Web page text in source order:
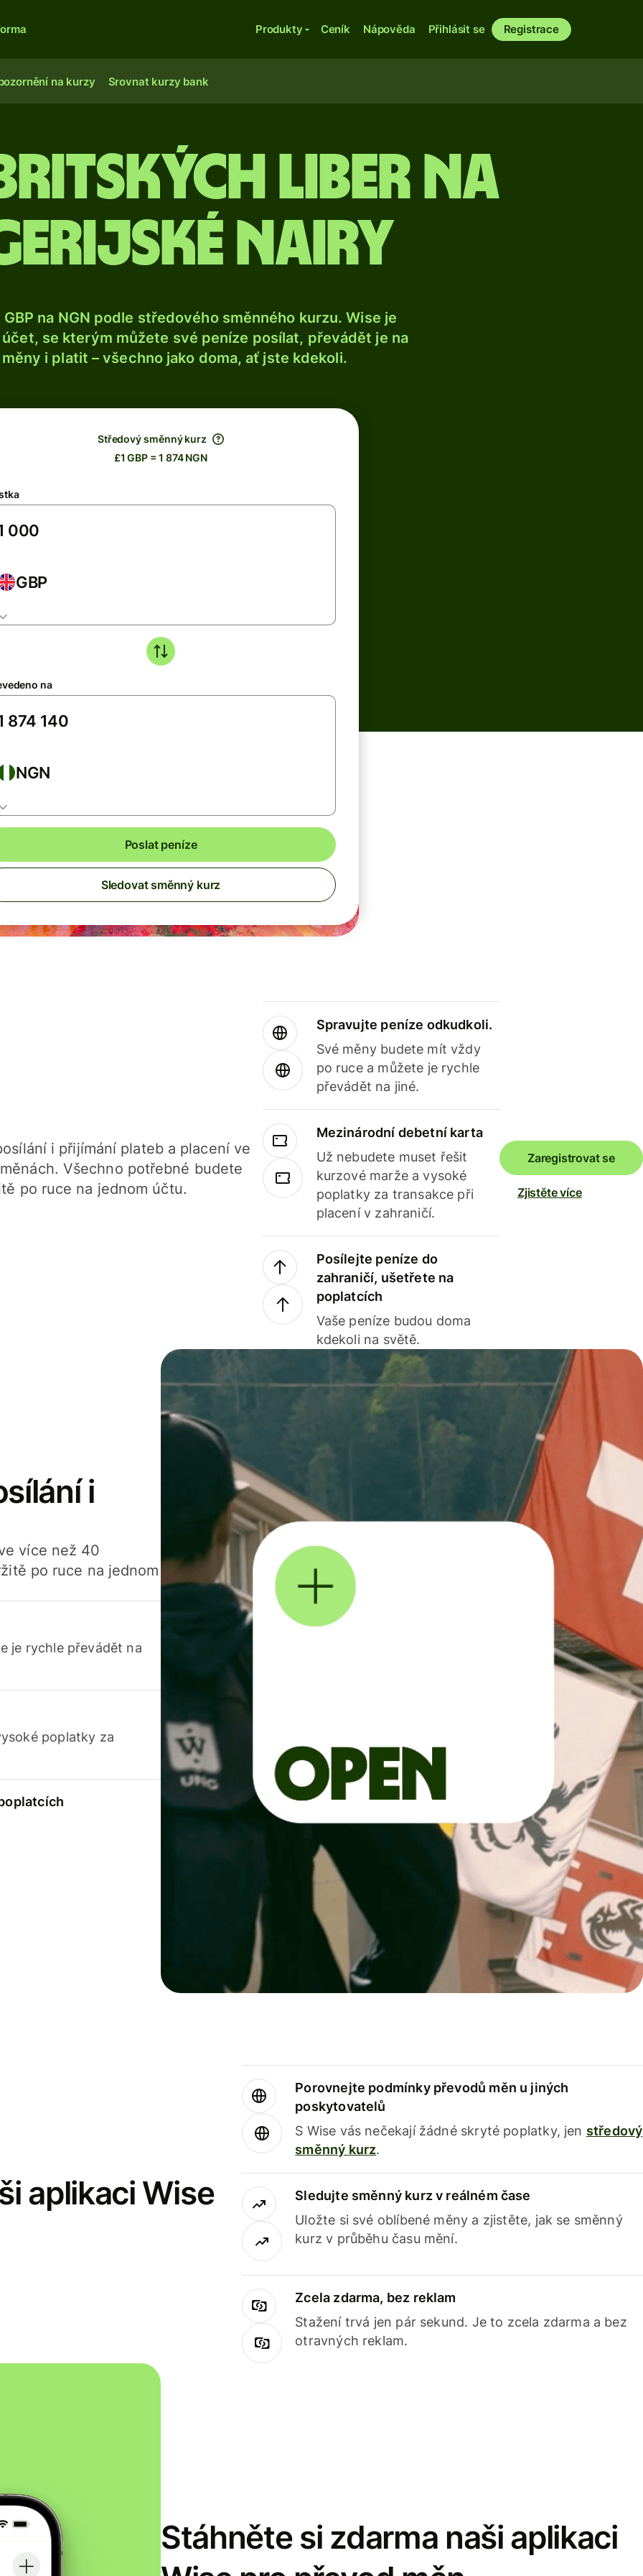
Produkty Ceník Nápověda Přihlásit se Registrace
na kurzy Srovnat kurzy bank
liber na
nairy
na NGN podle středového směnného kurzu. Wise je
se kterým můžete své peníze posílat, převádět je na
i platit – všechno jako doma, ať jste kdekoli.
Středový směnný kurz
£1 GBP = 1 874 NGN
GBP
na
NGN
Poslat peníze
Sledovat směnný kurz
i přijímání plateb a placení ve
Všechno potřebné budete
po ruce na jednom účtu.
Spravujte peníze odkudkoli.
Své měny budete mít vždy
po ruce a můžete je rychle
převádět na jiné.
Mezinárodní debetní karta
Už nebudete muset řešit
kurzové marže a vysoké
poplatky za transakce při
placení v zahraničí.
Posílejte peníze do
zahraničí, ušetřete na
poplatcích
Vaše peníze budou doma
kdekoli na světě.
Zaregistrovat se
Zjistěte více
i
více než 40
po ruce na jednom
je rychle převádět na
poplatky za
aplikaci Wise
Porovnejte podmínky převodů měn u jiných
poskytovatelů
S Wise vás nečekají žádné skryté poplatky, jen středový
směnný kurz.
Sledujte směnný kurz v reálném čase
Uložte si své oblíbené měny a zjistěte, jak se směnný
kurz v průběhu času mění.
Zcela zdarma, bez reklam
Stažení trvá jen pár sekund. Je to zcela zdarma a bez
otravných reklam.
Stáhněte si zdarma naši aplikaci